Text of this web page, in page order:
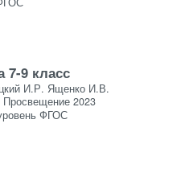
7-9 класс
И.Р. Ященко И.В.
Просвещение 2023
ФГОС